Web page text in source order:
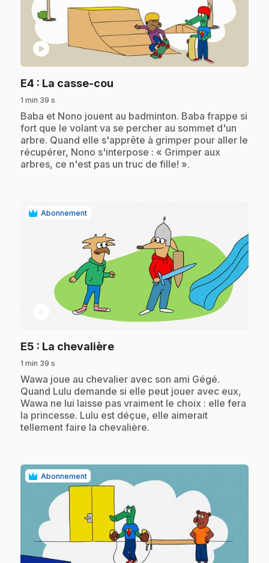
play_circle
E4 : La casse-cou
1 min 39 s
.Baba et Nono jouent au badminton. Baba frappe si
fort que le volant va se percher au sommet d'un
arbre. Quand elle s'apprête à grimper pour aller le
récupérer, Nono s'interpose : « Grimper aux
arbres, ce n'est pas un truc de fille! ».
Abonnement
E5 : La chevalière.
1 min 39 s
.Wawa joue au chevalier avec son ami Gégé.
Quand Lulu demande si elle peut jouer avec eux,
Wawa ne lui laisse pas vraiment le choix : elle fera
la princesse. Lulu est déçue, elle aimerait
tellement faire la chevalière.
Abonnement